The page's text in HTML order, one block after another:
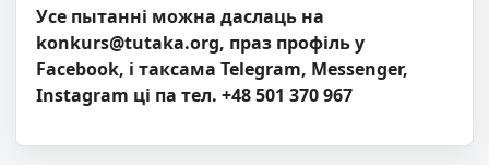
Усе пытанні можна даслаць на
konkurs@tutaka.org, праз профіль у
Facebook, і таксама Telegram, Messenger,
Instagram ці па тел. +48 501 370 967